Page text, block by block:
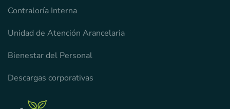
Contraloría Interna
Unidad de Atención Arancelaria
Bienestar del Personal
Descargas corporativas